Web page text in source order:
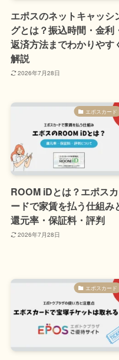
エポスのネットキャッシ
グとは？振込時間・金利
返済方法までわかりやす
解説
2026年7月28日
エポスカード
ROOM iDとは？エポスカ
ードで家賃を払う仕組み
還元率・保証料・評判
2026年7月28日
エポスカード